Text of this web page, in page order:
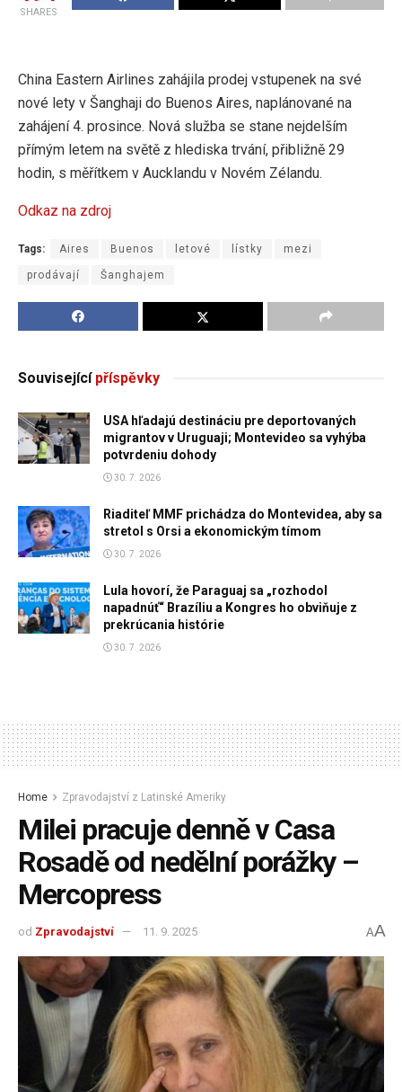
SHARES
China Eastern Airlines zahájila prodej vstupenek na své
nové lety v Šanghaji do Buenos Aires, naplánované na
zahájení 4. prosince. Nová služba se stane nejdelším
přímým letem na světě z hlediska trvání, přibližně 29
hodin, s měřítkem v Aucklandu v Novém Zélandu.
Odkaz na zdroj
Tags: Aires Buenos letové lístky mezi
prodávají Šanghajem
Souvisejícípříspěvky
USA hľadajú destináciu pre deportovaných
migrantov v Uruguaji; Montevideo sa vyhýba
potvrdeniu dohody
30. 7. 2026
Riaditeľ MMF prichádza do Montevidea, aby sa
stretol s Orsi a ekonomickým tímom
30. 7. 2026
Lula hovorí, že Paraguaj sa „rozhodol
napadnúť“ Brazíliu a Kongres ho obviňuje z
prekrúcania histórie
30. 7. 2026
Home Zpravodajství z Latinské Ameriky
Milei pracuje denně v Casa
Rosadě od nedělní porážky –
Mercopress
od Zpravodajství 11. 9. 2025 AA